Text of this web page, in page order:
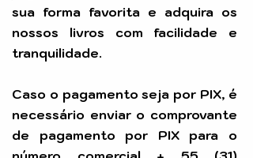
sua forma favorita e adquira os
nossos livros com facilidade e
tranquilidade.
Caso o pagamento seja por PIX, é
necessário enviar o comprovante
de pagamento por PIX para o